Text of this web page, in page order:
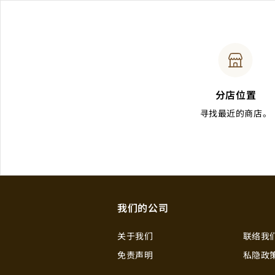
分店位置
寻找最近的商店。
我们的公司
关于我们
联络我
免责声明
私隐政